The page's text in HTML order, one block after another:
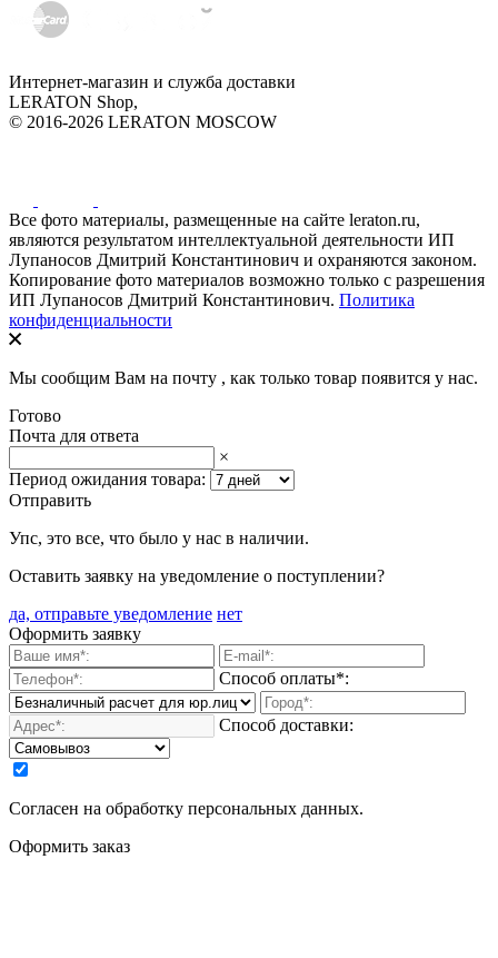
Интернет-магазин и служба доставки
LERATON Shop,
© 2016-2026 LERATON MOSCOW
Все фото материалы, размещенные на сайте leraton.ru,
являются результатом интеллектуальной деятельности ИП
Лупаносов Дмитрий Константинович и охраняются законом.
Копирование фото материалов возможно только с разрешения
ИП Лупаносов Дмитрий Константинович. Политика
конфиденциальности
Мы сообщим Вам на почту , как только товар появится у нас.
Готово
Почта для ответа
×
Период ожидания товара:
Отправить
Упс, это все, что было у нас в наличии.
Оставить заявку на уведомление о поступлении?
да, отправьте уведомление нет
Оформить заявку
Способ оплаты*:
Способ доставки:
Согласен на обработку персональных данных.
Оформить заказ